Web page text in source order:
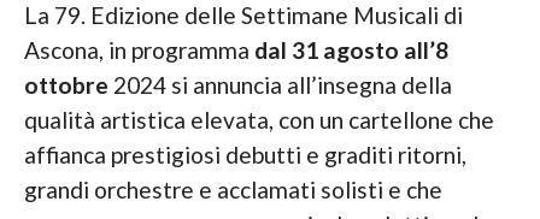
La 79. Edizione delle Settimane Musicali di
Ascona, in programma dal 31 agosto all’8
ottobre 2024 si annuncia all’insegna della
qualità artistica elevata, con un cartellone che
affianca prestigiosi debutti e graditi ritorni,
grandi orchestre e acclamati solisti e che